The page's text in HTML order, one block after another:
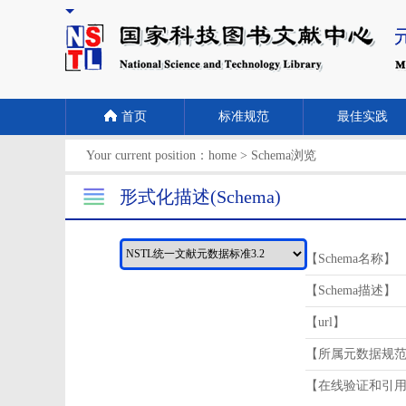
首页 标准规范 最佳实践
Your current position： home > Schema浏览
形式化描述(Schema)
【Schema名称】
【Schema描述】
【url】
【所属元数据规
【在线验证和引